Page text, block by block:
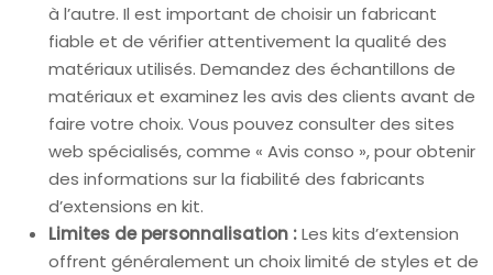
à l’autre. Il est important de choisir un fabricant
fiable et de vérifier attentivement la qualité des
matériaux utilisés. Demandez des échantillons de
matériaux et examinez les avis des clients avant de
faire votre choix. Vous pouvez consulter des sites
web spécialisés, comme « Avis conso », pour obtenir
des informations sur la fiabilité des fabricants
d’extensions en kit.
Limites de personnalisation :Les kits d’extension
offrent généralement un choix limité de styles et de